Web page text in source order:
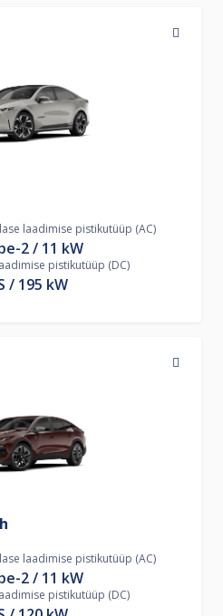
laadimise pistikutüüp (AC)
2 11 kW
pistikutüüp (DC)
195 kW
laadimise pistikutüüp (AC)
2 11 kW
pistikutüüp (DC)